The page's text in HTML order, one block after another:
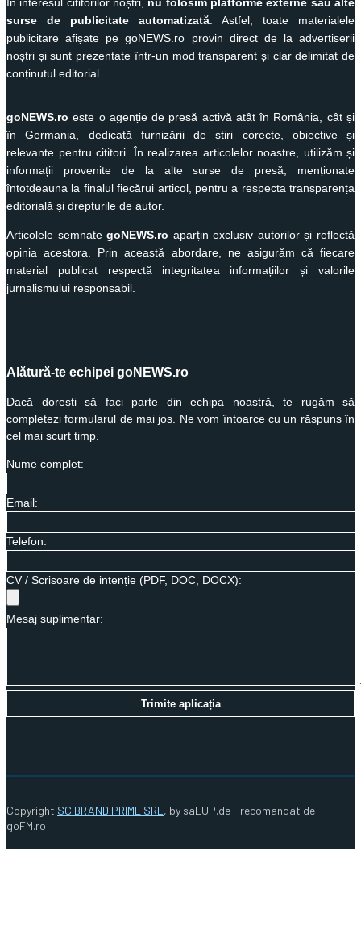
În interesul cititorilor noștri, nu folosim platforme externe sau alte
surse de publicitate automatizată. Astfel, toate materialele
publicitare afișate pe goNEWS.ro provin direct de la advertiserii
noștri și sunt prezentate într-un mod transparent și clar delimitat de
conținutul editorial.
goNEWS.ro este o agenție de presă activă atât în România, cât și
în Germania, dedicată furnizării de știri corecte, obiective și
relevante pentru cititori. În realizarea articolelor noastre, utilizăm și
informații provenite de la alte surse de presă, menționate
întotdeauna la finalul fiecărui articol, pentru a respecta transparența
editorială și drepturile de autor.
Articolele semnategoNEWS.ro aparțin exclusiv autorilor și reflectă
opinia acestora. Prin această abordare, ne asigurăm că fiecare
material publicat respectă integritatea informațiilor și valorile
jurnalismului responsabil.
Alătură-te echipei goNEWS.ro
Dacă dorești să faci parte din echipa noastră, te rugăm să
completezi formularul de mai jos. Ne vom întoarce cu un răspuns în
cel mai scurt timp.
Nume complet:
Email:
Telefon:
CV / Scrisoare de intenție (PDF, DOC, DOCX):
Mesaj suplimentar:
Trimite aplicația
Copyright SC BRAND PRIME SRL, by saLUP.de - recomandat de
goFM.ro